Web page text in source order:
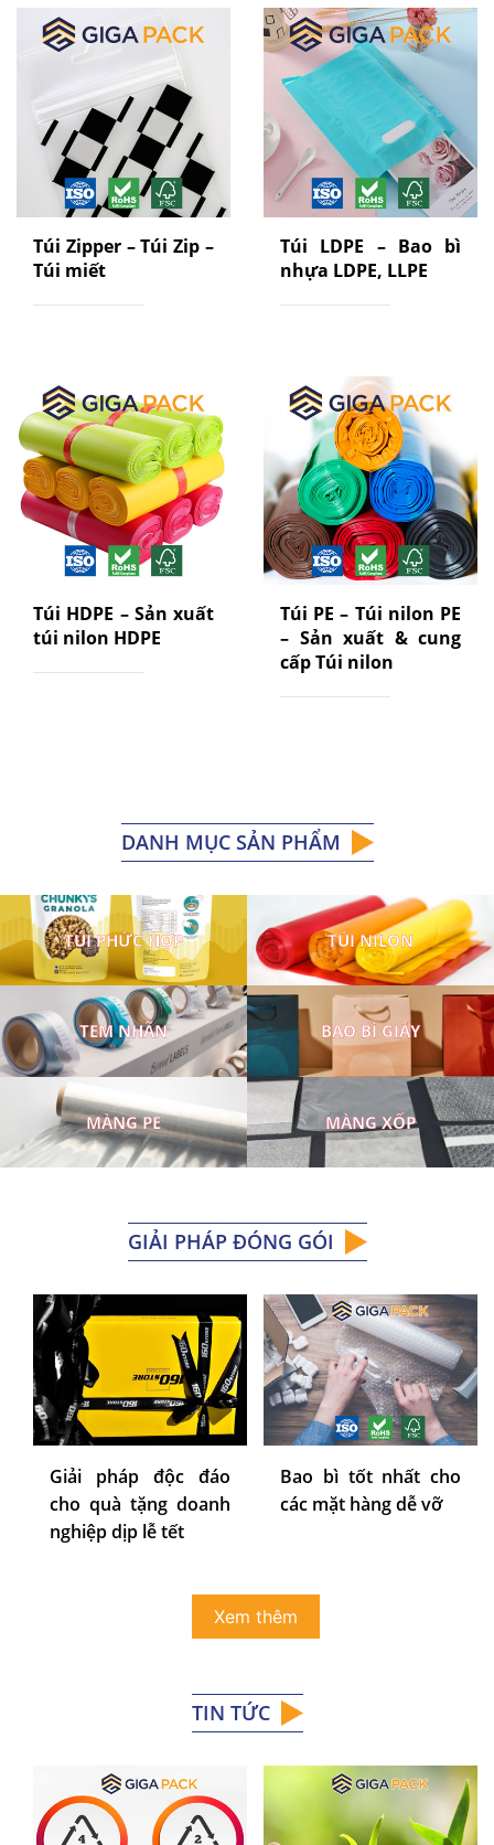
Túi Zipper – Túi Zip –
Túi miết
Túi LDPE – Bao bì
nhựa LDPE, LLPE
Túi HDPE – Sản xuất
túi nilon HDPE
Túi PE – Túi nilon PE
– Sản xuất & cung
cấp Túi nilon
DANH MỤC SẢN PHẨM
TÚI PHỨC HỢP TÚI NILON
TEM NHÃN BAO BÌ GIẤY
MÀNG PE MÀNG XỐP
GIẢI PHÁP ĐÓNG GÓI
Giải pháp độc đáo
cho quà tặng doanh
nghiệp dịp lễ tết
Bao bì tốt nhất cho
các mặt hàng dễ vỡ
Xem thêm
TIN TỨC